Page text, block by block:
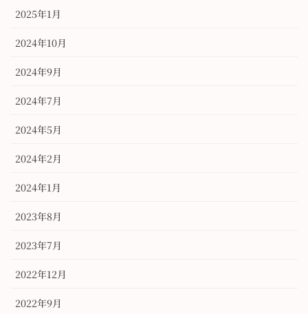
2025年1月
2024年10月
2024年9月
2024年7月
2024年5月
2024年2月
2024年1月
2023年8月
2023年7月
2022年12月
2022年9月